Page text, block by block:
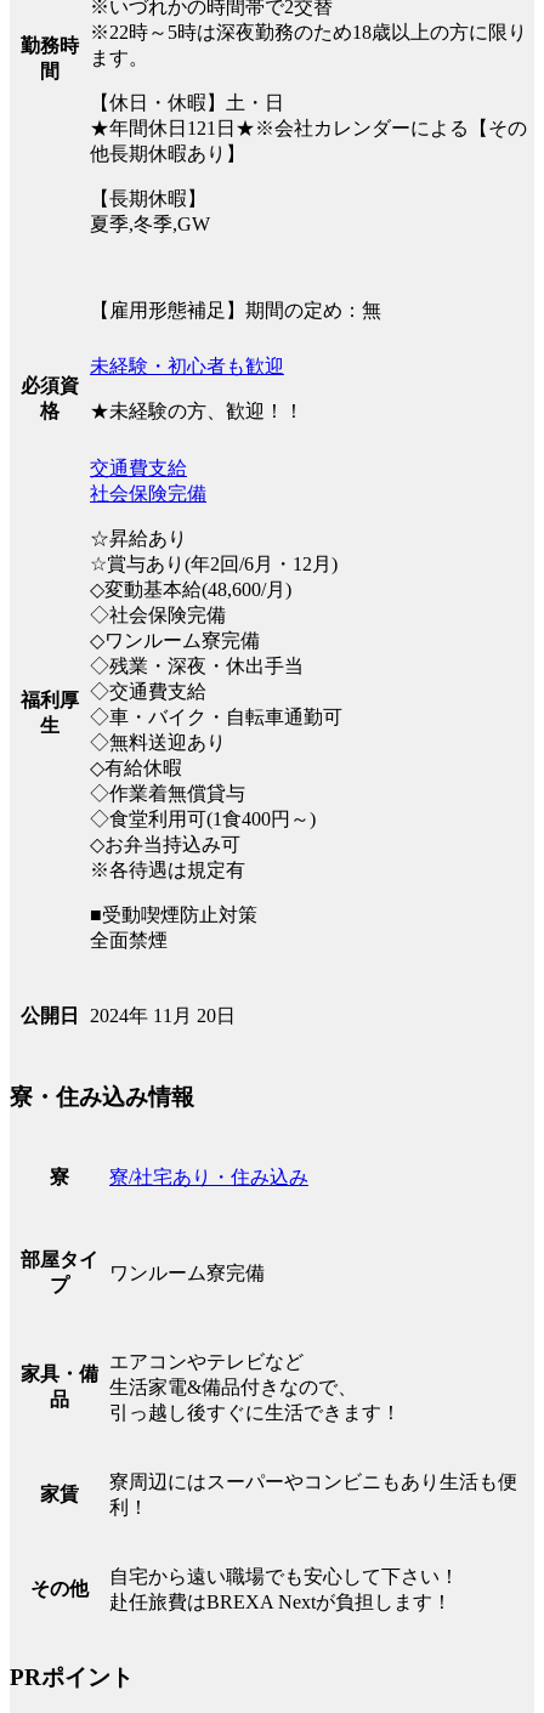
勤務時
間
※いづれかの時間帯で2交替
※22時～5時は深夜勤務のため18歳以上の方に限り
ます。
【休日・休暇】土・日
★年間休日121日★※会社カレンダーによる【その
他長期休暇あり】
【長期休暇】
夏季,冬季,GW
【雇用形態補足】期間の定め：無
必須資
格
未経験・初心者も歓迎
★未経験の方、歓迎！！
福利厚
生
交通費支給
社会保険完備
☆昇給あり
☆賞与あり(年2回/6月・12月)
◇変動基本給(48,600/月)
◇社会保険完備
◇ワンルーム寮完備
◇残業・深夜・休出手当
◇交通費支給
◇車・バイク・自転車通勤可
◇無料送迎あり
◇有給休暇
◇作業着無償貸与
◇食堂利用可(1食400円～)
◇お弁当持込み可
※各待遇は規定有
■受動喫煙防止対策
全面禁煙
公開日 2024年 11月 20日
寮・住み込み情報
寮 寮/社宅あり・住み込み
部屋タイ
プ
ワンルーム寮完備
家具・備
品
エアコンやテレビなど
生活家電&備品付きなので、
引っ越し後すぐに生活できます！
家賃
寮周辺にはスーパーやコンビニもあり生活も便
利！
その他
自宅から遠い職場でも安心して下さい！
赴任旅費はBREXA Nextが負担します！
PRポイント